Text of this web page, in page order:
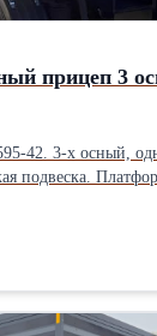
прицеп 3
подвеска.
22 куб.м. Полная